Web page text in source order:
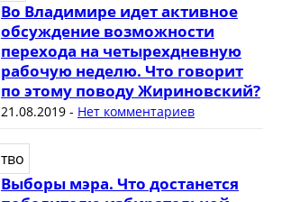
Во Владимире идет активное
обсуждение возможности
перехода на четырехдневную
рабочую неделю. Что говорит
по этому поводу Жириновский?
21.08.2019- Нет комментариев
Выборы мэра. Что достанется